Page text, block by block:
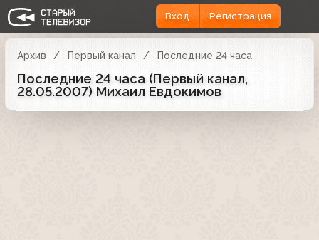
Вход Регистрация
Архив Первый канал Последние 24 часа
Последние 24 часа (Первый канал,
28.05.2007) Михаил Евдокимов